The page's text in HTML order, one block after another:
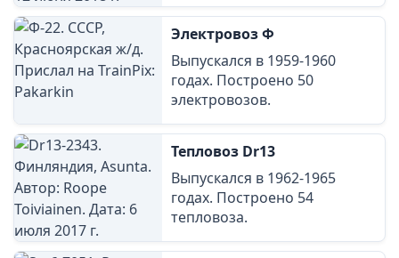
Электровоз Ф
Выпускался в 1959-1960
годах. Построено 50
электровозов.
Тепловоз Dr13
Выпускался в 1962-1965
годах. Построено 54
тепловоза.